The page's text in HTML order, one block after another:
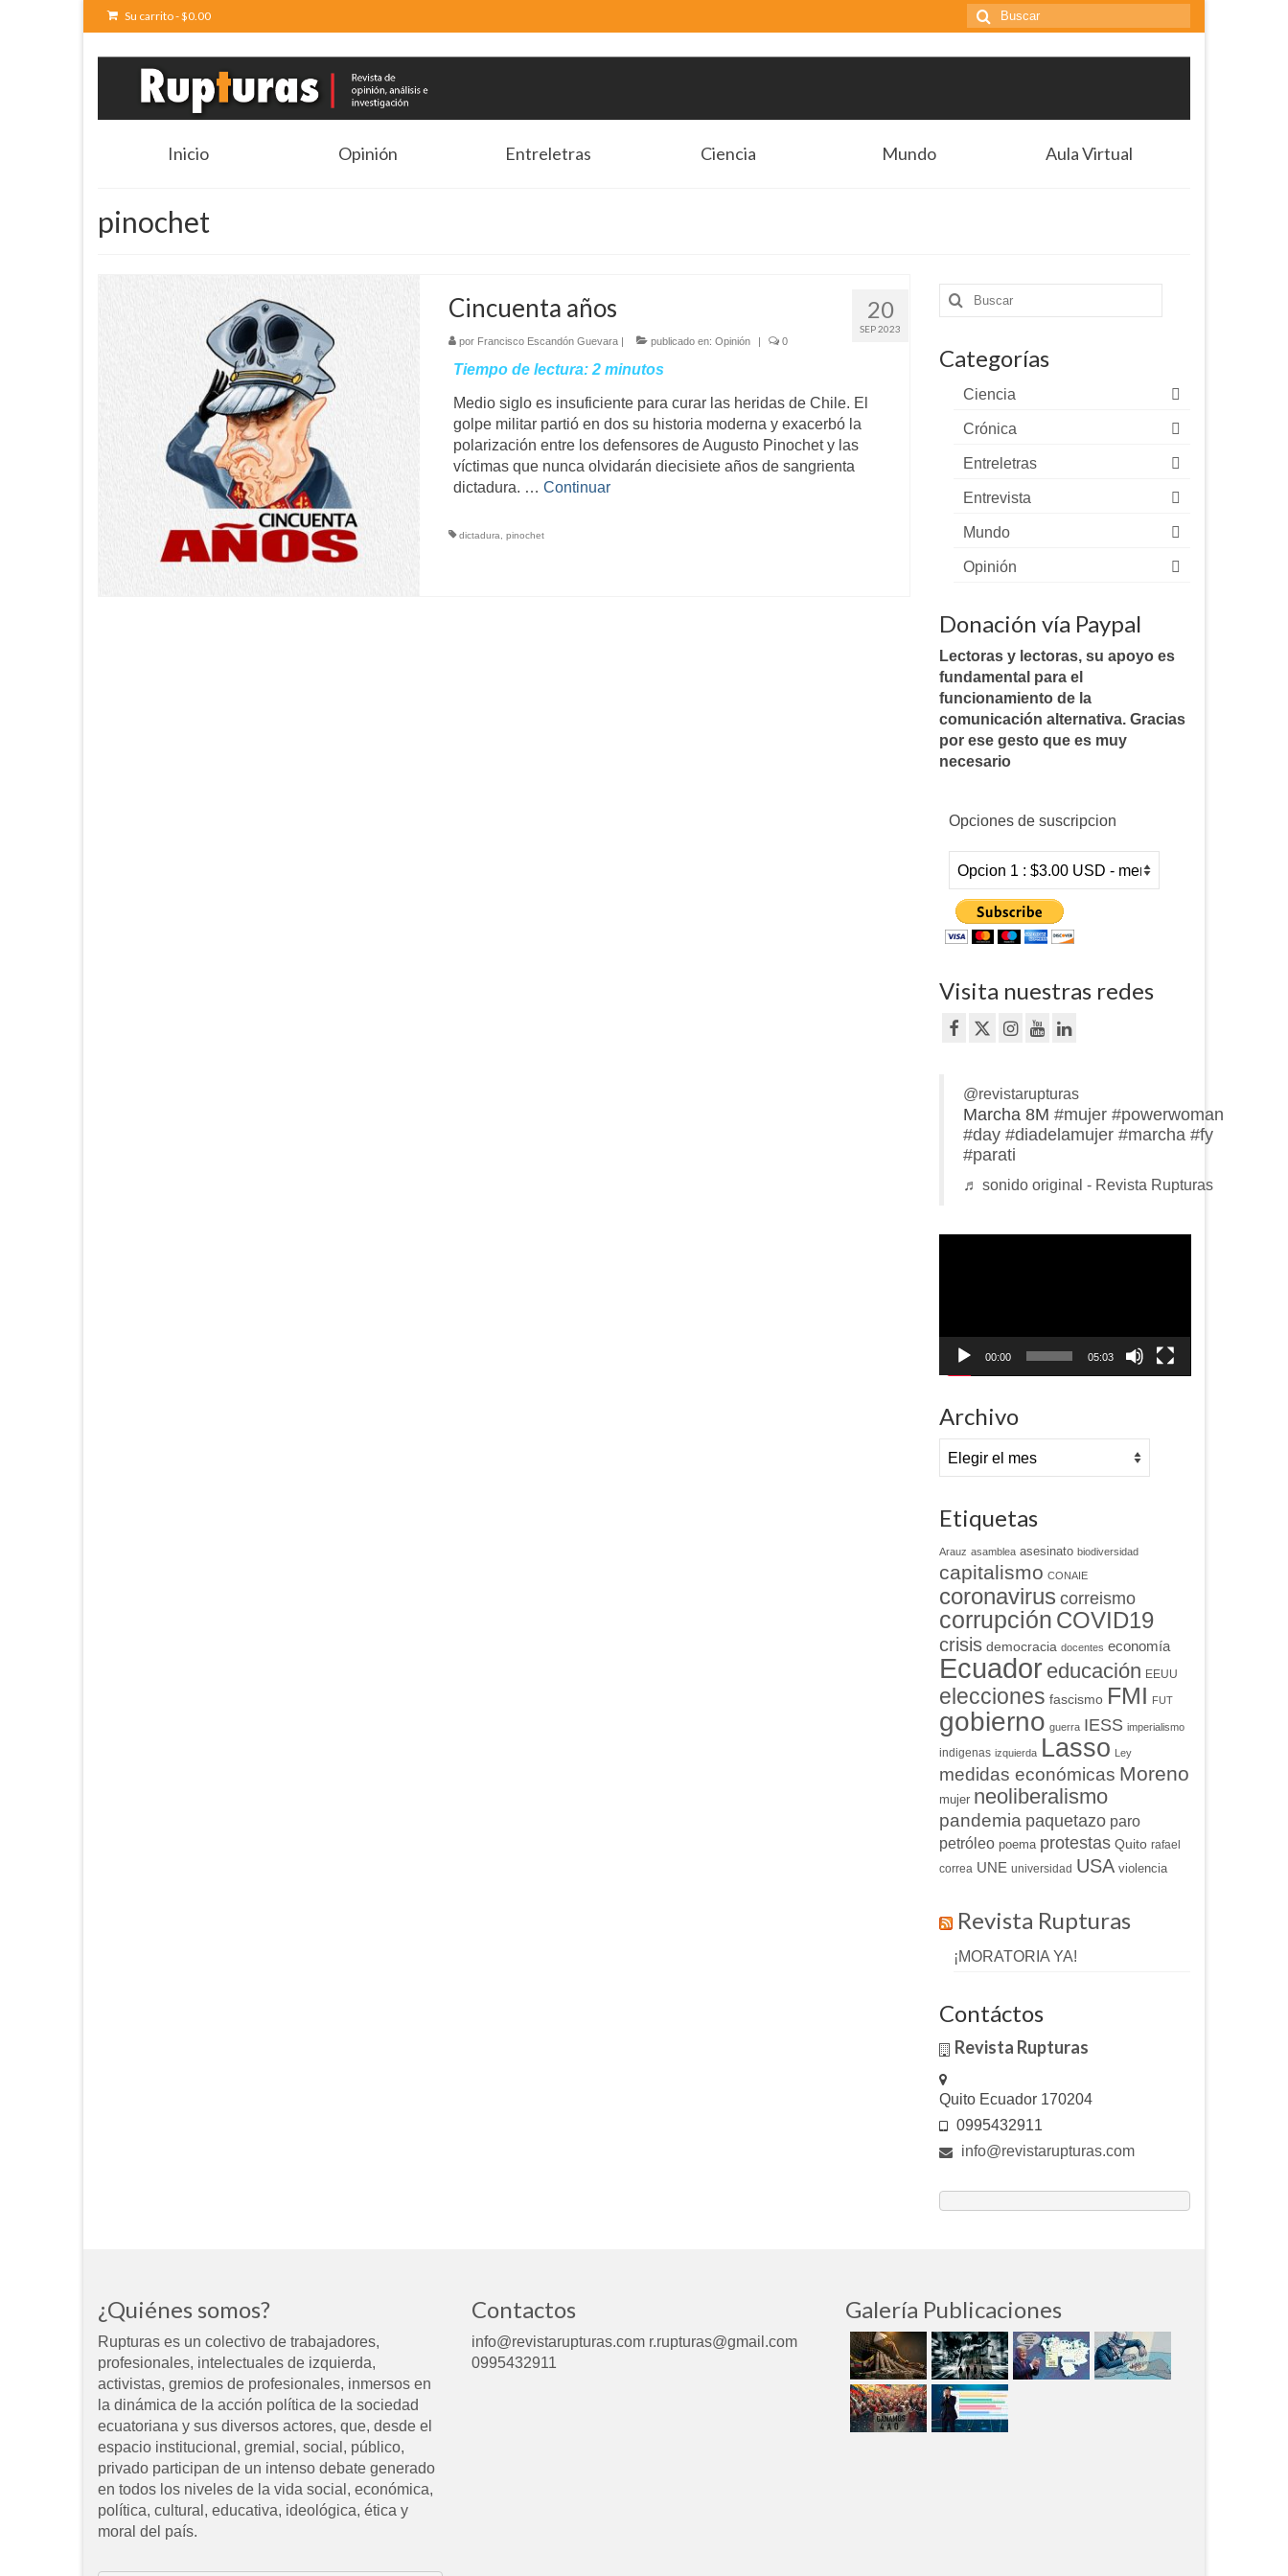
Su carrito-$0.00
Buscar
por:
Inicio Opinión Entreletras Ciencia Mundo Aula Virtual
pinochet
20
SEP 2023
Cincuenta años
por Francisco Escandón Guevara| publicado en: Opinión | 0
Tiempo de lectura: 2 minutos
Medio siglo es insuficiente para curar las heridas de Chile. El
golpe militar partió en dos su historia moderna y exacerbó la
polarización entre los defensores de Augusto Pinochet y las
víctimas que nunca olvidarán diecisiete años de sangrienta
dictadura. … Continuar
dictadura pinochet
Buscar
por:
Categorías
Ciencia
Crónica
Entreletras
Entrevista
Mundo
Opinión
Donación vía Paypal
Lectoras y lectoras, su apoyo es
fundamental para el
funcionamiento de la
comunicación alternativa. Gracias
por ese gesto que es muy
necesario
Opciones de suscripcion
Visita nuestras redes
@revistarupturas
Marcha 8M #mujer #powerwoman
#day #diadelamujer #marcha #fy
#parati
♬ sonido original - Revista Rupturas
00:00 05:03
Archivo
Archivo
Etiquetas
Arauz asamblea asesinato biodiversidad
capitalismo CONAIE
coronavirus correismo
corrupción COVID19
crisis democracia docentes economía
Ecuador educación EEUU
elecciones fascismo FMI FUT
gobierno guerra IESS imperialismo
indigenas izquierda Lasso Ley
medidas económicas Moreno
mujer neoliberalismo
pandemia paquetazo paro
petróleo poema protestas Quito rafael
correa UNE universidad USA violencia
Revista Rupturas
¡MORATORIA YA!
Contáctos
Revista Rupturas
Quito Ecuador 170204
0995432911
info@revistarupturas.com
¿Quiénes somos?
Rupturas es un colectivo de trabajadores,
profesionales, intelectuales de izquierda,
activistas, gremios de profesionales, inmersos en
la dinámica de la acción política de la sociedad
ecuatoriana y sus diversos actores, que, desde el
espacio institucional, gremial, social, público,
privado participan de un intenso debate generado
en todos los niveles de la vida social, económica,
política, cultural, educativa, ideológica, ética y
moral del país.
Contactos
info@revistarupturas.com r.rupturas@gmail.com
0995432911
Galería Publicaciones